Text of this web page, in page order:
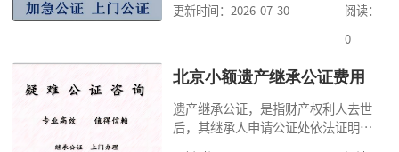
式，可以避免个人财产引发的纠纷，
但是，在北京办理婚前财产公证，除
料外，公证咨询告诉大家，我们有必
京婚前财产公证机构？了解这些不仅
有利于我们根
更新时间：2026-07-30
阅读：
0
北京小额遗产继承公证费用
遗产继承公证，是指财产权利人去世
后，其继承人申请公证处依法证明继